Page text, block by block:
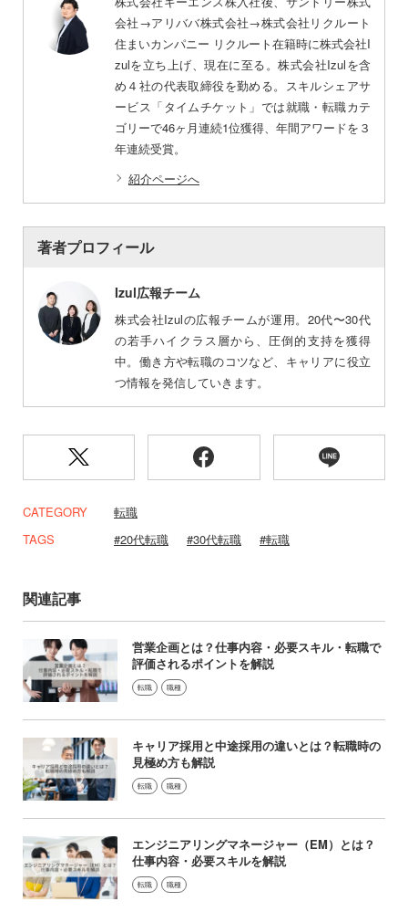
会社→アリババ株式会社→株式会社リクルート
住まいカンパニー リクルート在籍時に株式会社I
zulを立ち上げ、現在に至る。株式会社Izulを含
め４社の代表取締役を勤める。スキルシェアサ
ービス「タイムチケット」では就職・転職カテ
ゴリーで46ヶ月連続1位獲得、年間アワードを３
年連続受賞。
紹介ページへ
著者プロフィール
Izul広報チーム
株式会社Izulの広報チームが運用。20代〜30代
の若手ハイクラス層から、圧倒的支持を獲得
中。働き方や転職のコツなど、キャリアに役立
つ情報を発信していきます。
CATEGORY
転職
TAGS
20代転職 30代転職 転職
関連記事
営業企画とは？仕事内容・必要スキル・転職で
評価されるポイントを解説
転職 職種
キャリア採用と中途採用の違いとは？転職時の
見極め方も解説
転職 職種
エンジニアリングマネージャー（EM）とは？
仕事内容・必要スキルを解説
転職 職種